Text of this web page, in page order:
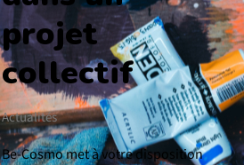
projet
collectif
Actualités
Be-Cosmo met à votre disposition